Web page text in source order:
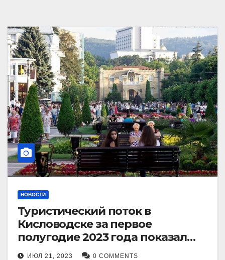
НОВОСТИ
Туристический поток в
Кисловодске за первое
полугодие 2023 года показал
рекордный рост в 21 процент.
ИЮЛ 21, 2023 0 COMMENTS